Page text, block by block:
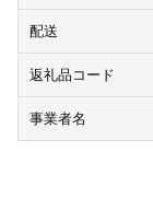
配送
返礼品コード
事業者名